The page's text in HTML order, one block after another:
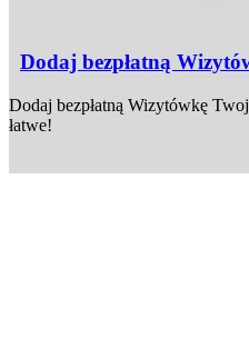
Dodaj bezpłatną
Dodaj bezpłatną Wizytówkę
łatwe!